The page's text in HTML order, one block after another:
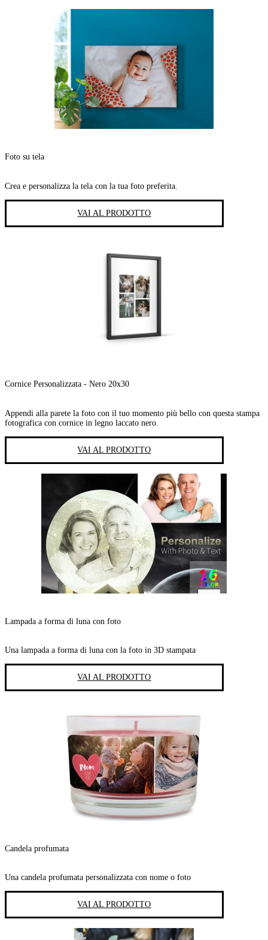
Foto su tela
Crea e personalizza la tela con la tua foto preferita.
VAI AL PRODOTTO
Cornice Personalizzata - Nero 20x30
Appendi alla parete la foto con il tuo momento più bello con questa stampa
fotografica con cornice in legno laccato nero.
VAI AL PRODOTTO
Lampada a forma di luna con foto
Una lampada a forma di luna con la foto in 3D stampata
VAI AL PRODOTTO
Candela profumata
Una candela profumata personalizzata con nome o foto
VAI AL PRODOTTO